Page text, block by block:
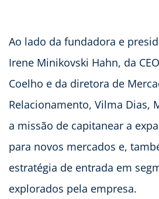
Ao lado da fundadora e
Irene Minikovski Hahn, da
Coelho e da diretora de
Relacionamento, Vilma Dias,
a missão de capitanear a
para novos mercados e,
estratégia de entrada em
explorados pela empresa.